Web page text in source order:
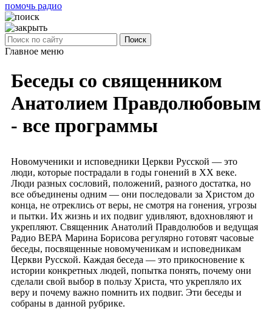
помочь радио
Поиск
Главное меню
Беседы со священником
Анатолием Правдолюбовым
- все программы
Новомученики и исповедники Церкви Русской — это
люди, которые пострадали в годы гонений в ХХ веке.
Люди разных сословий, положений, разного достатка, но
все объединены одним — они последовали за Христом до
конца, не отреклись от веры, не смотря на гонения, угрозы
и пытки. Их жизнь и их подвиг удивляют, вдохновляют и
укрепляют. Священник Анатолий Правдолюбов и ведущая
Радио ВЕРА Марина Борисова регулярно готовят часовые
беседы, посвященные новомученикам и исповедникам
Церкви Русской. Каждая беседа — это прикосновение к
истории конкретных людей, попытка понять, почему они
сделали свой выбор в пользу Христа, что укрепляло их
веру и почему важно помнить их подвиг. Эти беседы и
собраны в данной рубрике.